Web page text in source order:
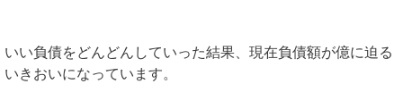
いい負債をどんどんしていった結果、現在負債額が億に迫る
いきおいになっています。